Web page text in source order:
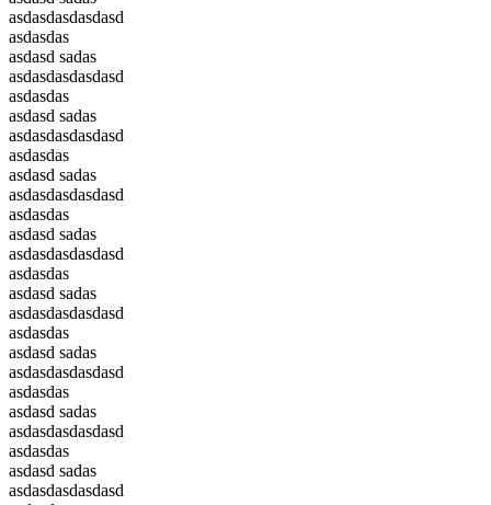
asdasdasdasdasd
asdasdas
asdasd sadas
asdasdasdasdasd
asdasdas
asdasd sadas
asdasdasdasdasd
asdasdas
asdasd sadas
asdasdasdasdasd
asdasdas
asdasd sadas
asdasdasdasdasd
asdasdas
asdasd sadas
asdasdasdasdasd
asdasdas
asdasd sadas
asdasdasdasdasd
asdasdas
asdasd sadas
asdasdasdasdasd
asdasdas
asdasd sadas
asdasdasdasdasd